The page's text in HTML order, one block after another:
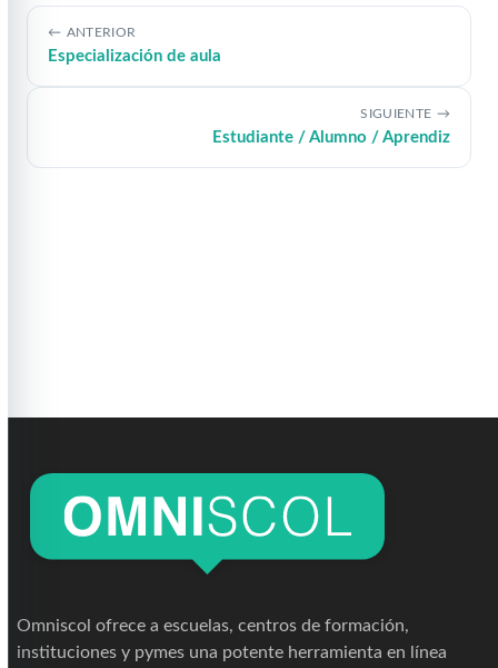
ANTERIOR
Especialización de aula
SIGUIENTE
Estudiante / Alumno / Aprendiz
Omniscol ofrece a escuelas, centros de formación,
instituciones y pymes una potente herramienta en línea